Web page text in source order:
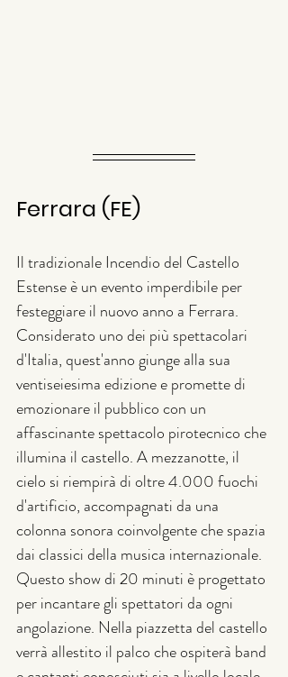
Ferrara (FE)
Il tradizionale Incendio del Castello
Estense è un evento imperdibile per
festeggiare il nuovo anno a Ferrara.
Considerato uno dei più spettacolari
d'Italia, quest'anno giunge alla sua
ventiseiesima edizione e promette di
emozionare il pubblico con un
affascinante spettacolo pirotecnico che
illumina il castello. A mezzanotte, il
cielo si riempirà di oltre 4.000 fuochi
d'artificio, accompagnati da una
colonna sonora coinvolgente che spazia
dai classici della musica internazionale.
Questo show di 20 minuti è progettato
per incantare gli spettatori da ogni
angolazione. Nella piazzetta del castello
verrà allestito il palco che ospiterà band